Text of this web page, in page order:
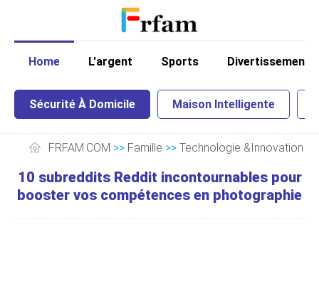
Home L'argent Sports Divertissement
Sécurité À Domicile Maison Intelligente
FRFAM.COM >> Famille >> Technologie &Innovation
10 subreddits Reddit incontournables pour
booster vos compétences en photographie